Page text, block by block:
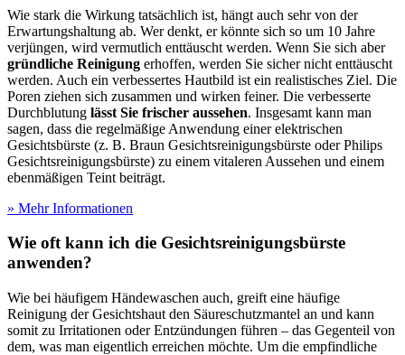
Wie stark die Wirkung tatsächlich ist, hängt auch sehr von der
Erwartungshaltung ab. Wer denkt, er könnte sich so um 10 Jahre
verjüngen, wird vermutlich enttäuscht werden. Wenn Sie sich aber
gründliche Reinigung erhoffen, werden Sie sicher nicht enttäuscht
werden. Auch ein verbessertes Hautbild ist ein realistisches Ziel. Die
Poren ziehen sich zusammen und wirken feiner. Die verbesserte
Durchblutung lässt Sie frischer aussehen. Insgesamt kann man
sagen, dass die regelmäßige Anwendung einer elektrischen
Gesichtsbürste (z. B. Braun Gesichtsreinigungsbürste oder Philips
Gesichtsreinigungsbürste) zu einem vitaleren Aussehen und einem
ebenmäßigen Teint beiträgt.
» Mehr Informationen
Wie oft kann ich die Gesichtsreinigungsbürste
anwenden?
Wie bei häufigem Händewaschen auch, greift eine häufige
Reinigung der Gesichtshaut den Säureschutzmantel an und kann
somit zu Irritationen oder Entzündungen führen – das Gegenteil von
dem, was man eigentlich erreichen möchte. Um die empfindliche